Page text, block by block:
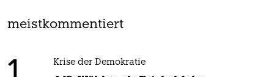
meistkommentiert
Krise der Demokratie